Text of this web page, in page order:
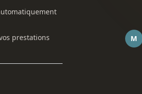
prestations M